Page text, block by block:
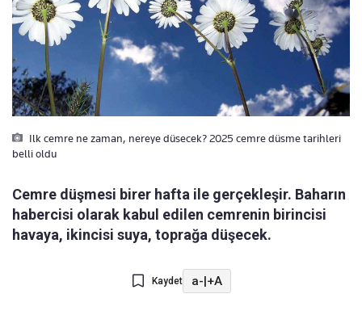
Ilk cemre ne zaman, nereye düsecek? 2025 cemre düsme tarihleri
belli oldu
Cemre düşmesi birer hafta ile gerçekleşir. Baharın
habercisi olarak kabul edilen cemrenin birincisi
havaya, ikincisi suya, toprağa düşecek.
Kaydet a-|+A